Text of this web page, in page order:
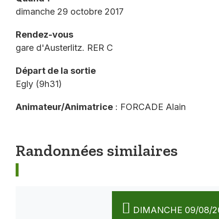
dimanche 29 octobre 2017
Rendez-vous
gare d'Austerlitz. RER C
Départ de la sortie
Egly (9h31)
Animateur/Animatrice : FORCADE Alain
Randonnées similaires
DIMANCHE 09/08/